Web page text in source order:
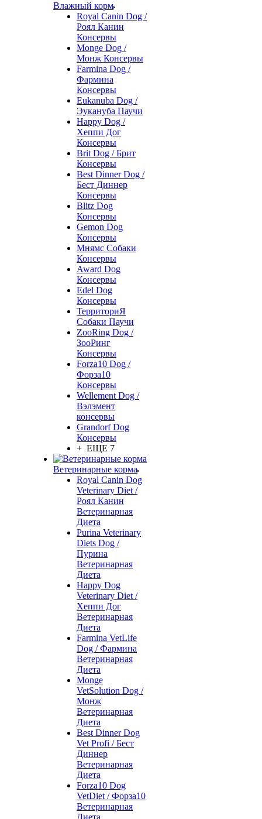
Влажный корм
Royal Canin Dog /
Роял Канин
Консервы
Monge Dog /
Монж Консервы
Farmina Dog /
Фармина
Консервы
Eukanuba Dog /
Эукануба Паучи
Happy Dog /
Хеппи Дог
Консервы
Brit Dog / Брит
Консервы
Best Dinner Dog /
Бест Диннер
Консервы
Blitz Dog
Консервы
Gemon Dog
Консервы
Мнямс Собаки
Консервы
Award Dog
Консервы
Edel Dog
Консервы
ТерриториЯ
Собаки Паучи
ZooRing Dog /
ЗооРинг
Консервы
Forza10 Dog /
Форза10
Консервы
Wellement Dog /
Вэлэмент
консервы
Grandorf Dog
Консервы
+ ЕЩЕ 7
Ветеринарные корма
Royal Canin Dog
Veterinary Diet /
Роял Канин
Ветеринарная
Диета
Purina Veterinary
Diets Dog /
Пурина
Ветеринарная
Диета
Happy Dog
Veterinary Diet /
Хеппи Дог
Ветеринарная
Диета
Farmina VetLife
Dog / Фармина
Ветеринарная
Диета
Monge
VetSolution Dog /
Монж
Ветеринарная
Диета
Best Dinner Dog
Vet Profi / Бест
Диннер
Ветеринарная
Диета
Forza10 Dog
VetDiet / Форза10
Ветеринарная
Диета